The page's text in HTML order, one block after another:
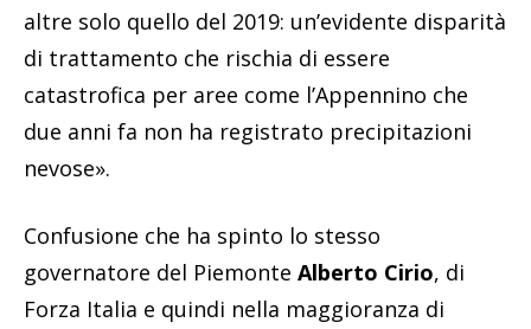
altre solo quello del 2019: un’evidente disparità
di trattamento che rischia di essere
catastrofica per aree come l’Appennino che
due anni fa non ha registrato precipitazioni
nevose».
Confusione che ha spinto lo stesso
governatore del Piemonte Alberto Cirio, di
Forza Italia e quindi nella maggioranza di